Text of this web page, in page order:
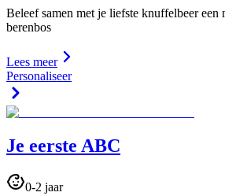
Beleef samen met je liefste knuffelbeer een
berenbos
Lees meer
Personaliseer
Je eerste ABC
0-2 jaar